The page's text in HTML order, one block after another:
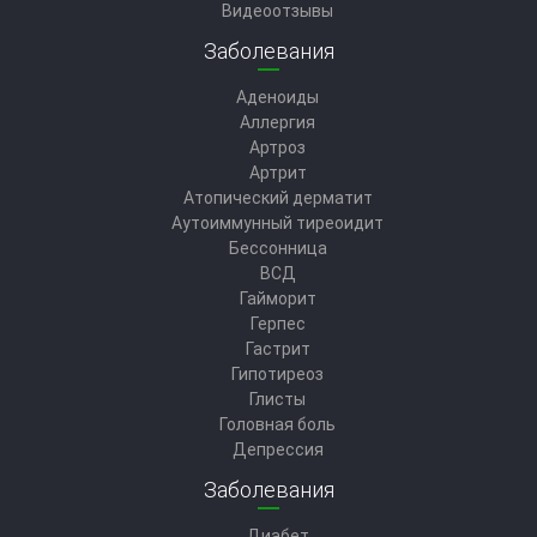
Видеоотзывы
Заболевания
Аденоиды
Аллергия
Артроз
Артрит
Атопический дерматит
Аутоиммунный тиреоидит
Бессонница
ВСД
Гайморит
Герпес
Гастрит
Гипотиреоз
Глисты
Головная боль
Депрессия
Заболевания